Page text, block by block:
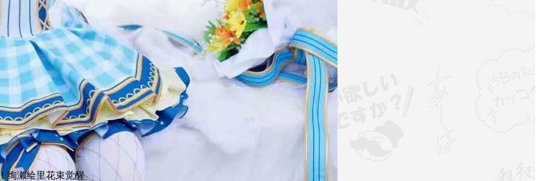
绚濑绘里花束觉醒